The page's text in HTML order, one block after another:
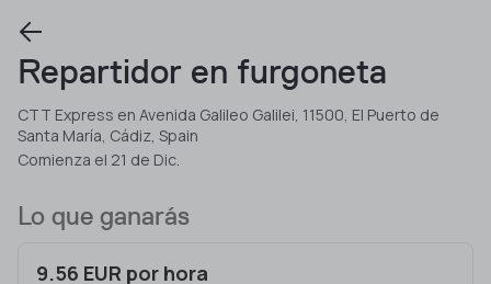
Repartidor en furgoneta
CTT Express en Avenida Galileo Galilei, 11500, El Puerto de
Santa María, Cádiz, Spain
Comienza el 21 de Dic.
Lo que ganarás
9.56 EUR por hora